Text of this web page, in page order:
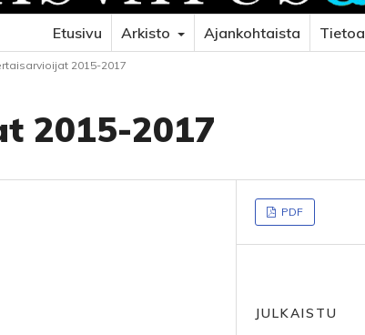
Etusivu Arkisto Ajankohtaista Tietoa
2015-2017
2015-2017
PDF
JULKAISTU